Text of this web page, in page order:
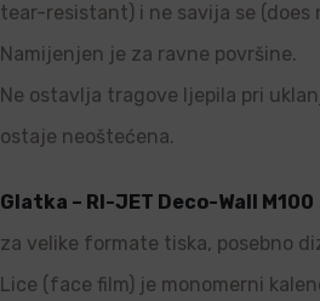
tear-resistant) i ne savija se (does
Namijenjen je za ravne površine.
Ne ostavlja tragove ljepila pri
ostaje neoštećena.
Glatka – RI-JET Deco-Wall M100
za velike formate tiska, posebno
Lice (face film) je monomerni